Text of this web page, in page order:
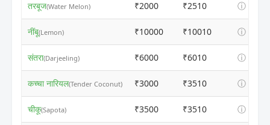
तरबूज(Water Melon) ₹2000 ₹2510 ⓘ
नींबू(Lemon) ₹10000 ₹10010 ⓘ
संतरा(Darjeeling) ₹6000 ₹6010 ⓘ
कच्चा नारियल(Tender Coconut) ₹3000 ₹3510 ⓘ
चीकू(Sapota) ₹3500 ₹3510 ⓘ